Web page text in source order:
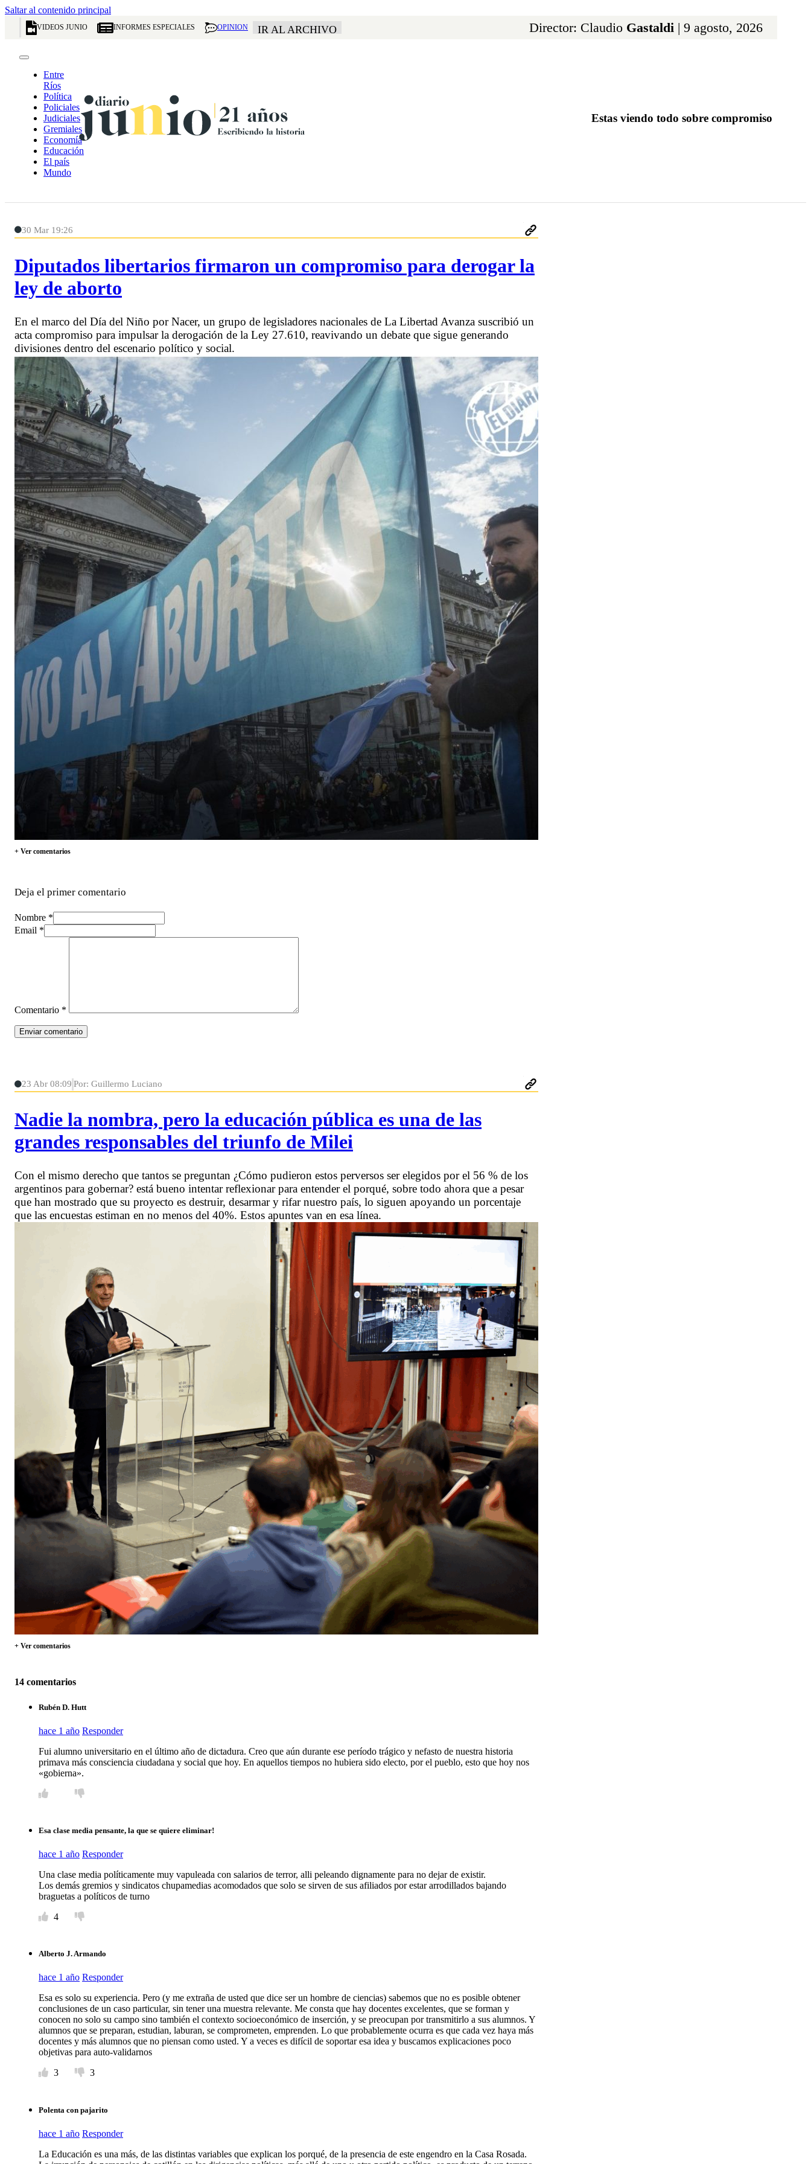
Saltar al contenido principal
VIDEOS JUNIO INFORMES ESPECIALES OPINION IR AL ARCHIVO Director: Claudio Gastaldi | 9 agosto, 2026
Entre
Ríos
Política
Policiales
Judiciales
Gremiales
Economía
Educación
El país
Mundo
Estas viendo todo sobre compromiso
30 Mar 19:26
Diputados libertarios firmaron un compromiso para derogar la
ley de aborto
En el marco del Día del Niño por Nacer, un grupo de legisladores nacionales de La Libertad Avanza suscribió un
acta compromiso para impulsar la derogación de la Ley 27.610, reavivando un debate que sigue generando
divisiones dentro del escenario político y social.
+ Ver comentarios
Deja el primer comentario
Nombre *
Email *
Comentario *
23 Abr 08:09 Por: Guillermo Luciano
Nadie la nombra, pero la educación pública es una de las
grandes responsables del triunfo de Milei
Con el mismo derecho que tantos se preguntan ¿Cómo pudieron estos perversos ser elegidos por el 56 % de los
argentinos para gobernar? está bueno intentar reflexionar para entender el porqué, sobre todo ahora que a pesar
que han mostrado que su proyecto es destruir, desarmar y rifar nuestro país, lo siguen apoyando un porcentaje
que las encuestas estiman en no menos del 40%. Estos apuntes van en esa línea.
+ Ver comentarios
14 comentarios
Rubén D. Hutt
hace 1 año Responder
Fui alumno universitario en el último año de dictadura. Creo que aún durante ese período trágico y nefasto de nuestra historia
primava más consciencia ciudadana y social que hoy. En aquellos tiempos no hubiera sido electo, por el pueblo, esto que hoy nos
«gobierna».
Esa clase media pensante, la que se quiere eliminar!
hace 1 año Responder
Una clase media políticamente muy vapuleada con salarios de terror, alli peleando dignamente para no dejar de existir.
Los demás gremios y sindicatos chupamedias acomodados que solo se sirven de sus afiliados por estar arrodillados bajando
braguetas a políticos de turno
4
Alberto J. Armando
hace 1 año Responder
Esa es solo su experiencia. Pero (y me extraña de usted que dice ser un hombre de ciencias) sabemos que no es posible obtener
conclusiones de un caso particular, sin tener una muestra relevante. Me consta que hay docentes excelentes, que se forman y
conocen no solo su campo sino también el contexto socioeconómico de inserción, y se preocupan por transmitirlo a sus alumnos. Y
alumnos que se preparan, estudian, laburan, se comprometen, emprenden. Lo que probablemente ocurra es que cada vez haya más
docentes y más alumnos que no piensan como usted. Y a veces es difícil de soportar esa idea y buscamos explicaciones poco
objetivas para auto-validarnos
3
3
Polenta con pajarito
hace 1 año Responder
La Educación es una más, de las distintas variables que explican los porqué, de la presencia de este engendro en la Casa Rosada.